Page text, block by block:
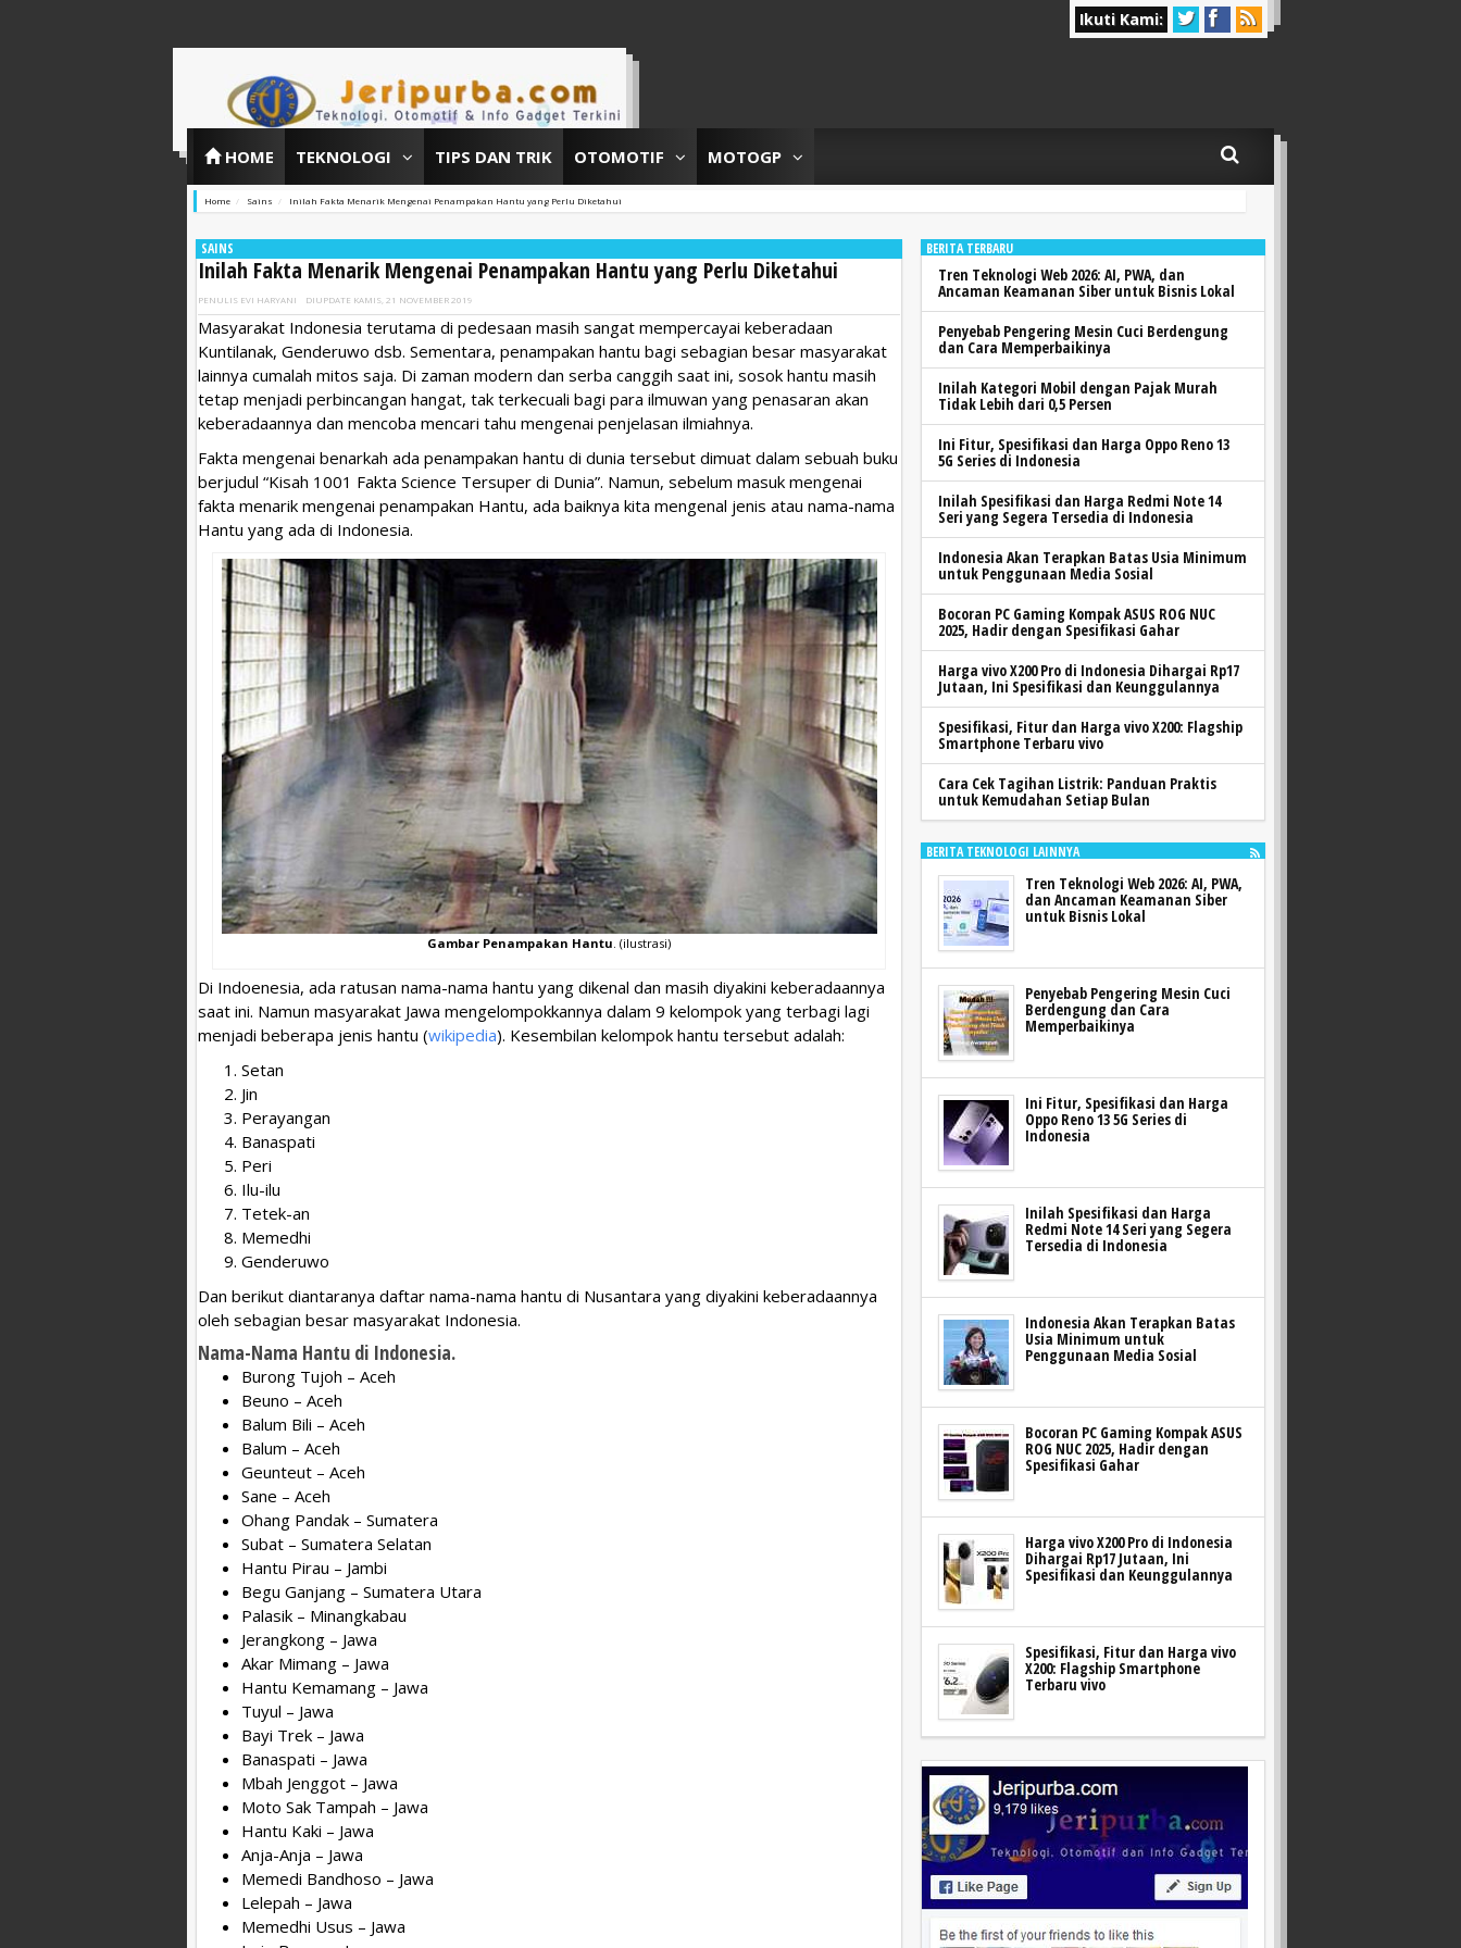
Ikuti Kami:
HOME TEKNOLOGI TIPS DAN TRIK OTOMOTIF MOTOGP
Home Sains Inilah Fakta Menarik Mengenai Penampakan Hantu yang Perlu Diketahui
SAINS
Inilah Fakta Menarik Mengenai Penampakan Hantu yang Perlu Diketahui
PENULIS EVI HARYANI DIUPDATE KAMIS, 21 NOVEMBER 2019
Masyarakat Indonesia terutama di pedesaan masih sangat mempercayai keberadaan
Kuntilanak, Genderuwo dsb. Sementara, penampakan hantu bagi sebagian besar masyarakat
lainnya cumalah mitos saja. Di zaman modern dan serba canggih saat ini, sosok hantu masih
tetap menjadi perbincangan hangat, tak terkecuali bagi para ilmuwan yang penasaran akan
keberadaannya dan mencoba mencari tahu mengenai penjelasan ilmiahnya.
Fakta mengenai benarkah ada penampakan hantu di dunia tersebut dimuat dalam sebuah buku
berjudul “Kisah 1001 Fakta Science Tersuper di Dunia”. Namun, sebelum masuk mengenai
fakta menarik mengenai penampakan Hantu, ada baiknya kita mengenal jenis atau nama-nama
Hantu yang ada di Indonesia.
Gambar Penampakan Hantu . (ilustrasi)
Di Indoenesia, ada ratusan nama-nama hantu yang dikenal dan masih diyakini keberadaannya
saat ini. Namun masyarakat Jawa mengelompokkannya dalam 9 kelompok yang terbagi lagi
menjadi beberapa jenis hantu (wikipedia). Kesembilan kelompok hantu tersebut adalah:
Setan
Jin
Perayangan
Banaspati
Peri
Ilu-ilu
Tetek-an
Memedhi
Genderuwo
Dan berikut diantaranya daftar nama-nama hantu di Nusantara yang diyakini keberadaannya
oleh sebagian besar masyarakat Indonesia.
Nama-Nama Hantu di Indonesia.
Burong Tujoh – Aceh
Beuno – Aceh
Balum Bili – Aceh
Balum – Aceh
Geunteut – Aceh
Sane – Aceh
Ohang Pandak – Sumatera
Subat – Sumatera Selatan
Hantu Pirau – Jambi
Begu Ganjang – Sumatera Utara
Palasik – Minangkabau
Jerangkong – Jawa
Akar Mimang – Jawa
Hantu Kemamang – Jawa
Tuyul – Jawa
Bayi Trek – Jawa
Banaspati – Jawa
Mbah Jenggot – Jawa
Moto Sak Tampah – Jawa
Hantu Kaki – Jawa
Anja-Anja – Jawa
Memedi Bandhoso – Jawa
Lelepah – Jawa
Memedhi Usus – Jawa
BERITA TERBARU
Tren Teknologi Web 2026: AI, PWA, dan
Ancaman Keamanan Siber untuk Bisnis Lokal
Penyebab Pengering Mesin Cuci Berdengung
dan Cara Memperbaikinya
Inilah Kategori Mobil dengan Pajak Murah
Tidak Lebih dari 0,5 Persen
Ini Fitur, Spesifikasi dan Harga Oppo Reno 13
5G Series di Indonesia
Inilah Spesifikasi dan Harga Redmi Note 14
Seri yang Segera Tersedia di Indonesia
Indonesia Akan Terapkan Batas Usia Minimum
untuk Penggunaan Media Sosial
Bocoran PC Gaming Kompak ASUS ROG NUC
2025, Hadir dengan Spesifikasi Gahar
Harga vivo X200 Pro di Indonesia Dihargai Rp17
Jutaan, Ini Spesifikasi dan Keunggulannya
Spesifikasi, Fitur dan Harga vivo X200: Flagship
Smartphone Terbaru vivo
Cara Cek Tagihan Listrik: Panduan Praktis
untuk Kemudahan Setiap Bulan
BERITA TEKNOLOGI LAINNYA
Tren Teknologi Web 2026: AI, PWA,
dan Ancaman Keamanan Siber
untuk Bisnis Lokal
Penyebab Pengering Mesin Cuci
Berdengung dan Cara
Memperbaikinya
Ini Fitur, Spesifikasi dan Harga
Oppo Reno 13 5G Series di
Indonesia
Inilah Spesifikasi dan Harga
Redmi Note 14 Seri yang Segera
Tersedia di Indonesia
Indonesia Akan Terapkan Batas
Usia Minimum untuk
Penggunaan Media Sosial
Bocoran PC Gaming Kompak ASUS
ROG NUC 2025, Hadir dengan
Spesifikasi Gahar
Harga vivo X200 Pro di Indonesia
Dihargai Rp17 Jutaan, Ini
Spesifikasi dan Keunggulannya
Spesifikasi, Fitur dan Harga vivo
X200: Flagship Smartphone
Terbaru vivo